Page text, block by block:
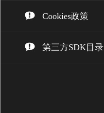
Cookies政策
第三方SDK目录